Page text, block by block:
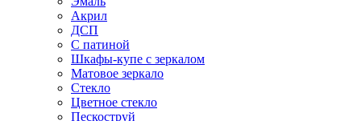
Акрил
ДСП
С патиной
Шкафы-купе с зеркалом
Матовое зеркало
Стекло
Цветное стекло
Пескоструй